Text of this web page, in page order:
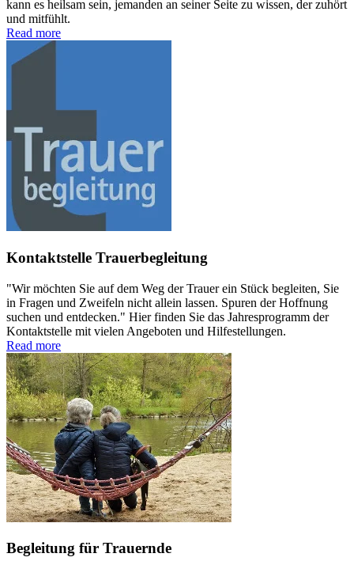
kann es heilsam sein, jemanden an seiner Seite zu wissen, der zuhört
und mitfühlt.
Read more
Kontaktstelle Trauerbegleitung
"Wir möchten Sie auf dem Weg der Trauer ein Stück begleiten, Sie
in Fragen und Zweifeln nicht allein lassen. Spuren der Hoffnung
suchen und entdecken." Hier finden Sie das Jahresprogramm der
Kontaktstelle mit vielen Angeboten und Hilfestellungen.
Read more
Begleitung für Trauernde